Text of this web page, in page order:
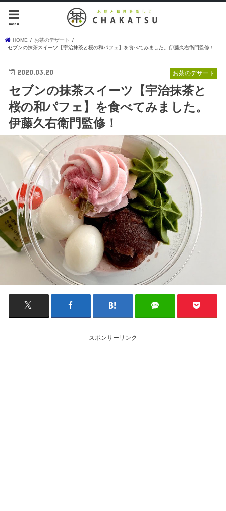
menu
HOME
お茶のデザート
セブンの抹茶スイーツ【宇治抹茶と桜の和パフェ】を食べてみました。伊藤久右衛門監修！
お茶のデザート
2020.03.20
セブンの抹茶スイーツ【宇治抹茶と
桜の和パフェ】を食べてみました。
伊藤久右衛門監修！
スポンサーリンク